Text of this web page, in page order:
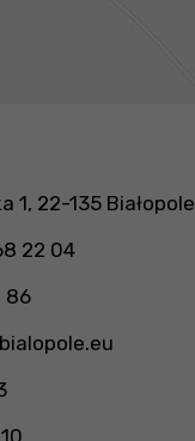
1, 22-135 Białopole
22 04
86